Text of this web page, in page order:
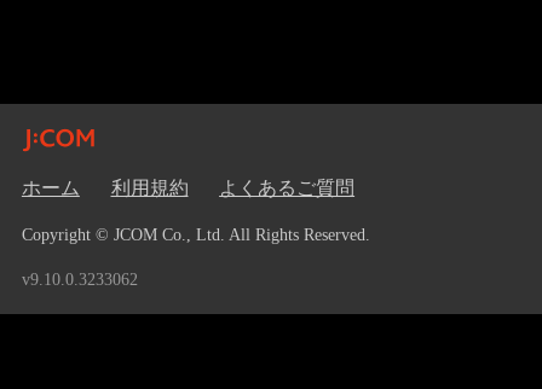
ホーム 利用規約 よくあるご質問
Copyright © JCOM Co., Ltd. All Rights Reserved.
v9.10.0.3233062